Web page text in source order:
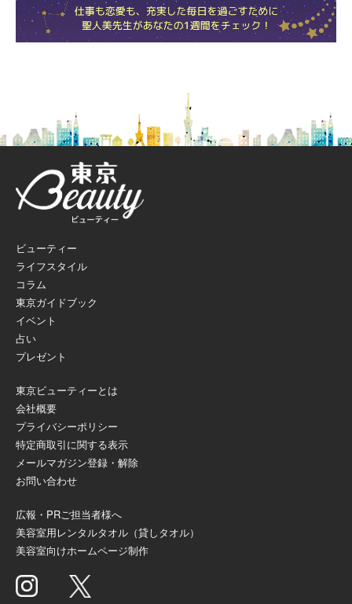
ビューティー
ライフスタイル
コラム
東京ガイドブック
イベント
占い
プレゼント
東京ビューティーとは
会社概要
プライバシーポリシー
特定商取引に関する表示
メールマガジン登録・解除
お問い合わせ
広報・PRご担当者様へ
美容室用レンタルタオル（貸しタオル）
美容室向けホームページ制作